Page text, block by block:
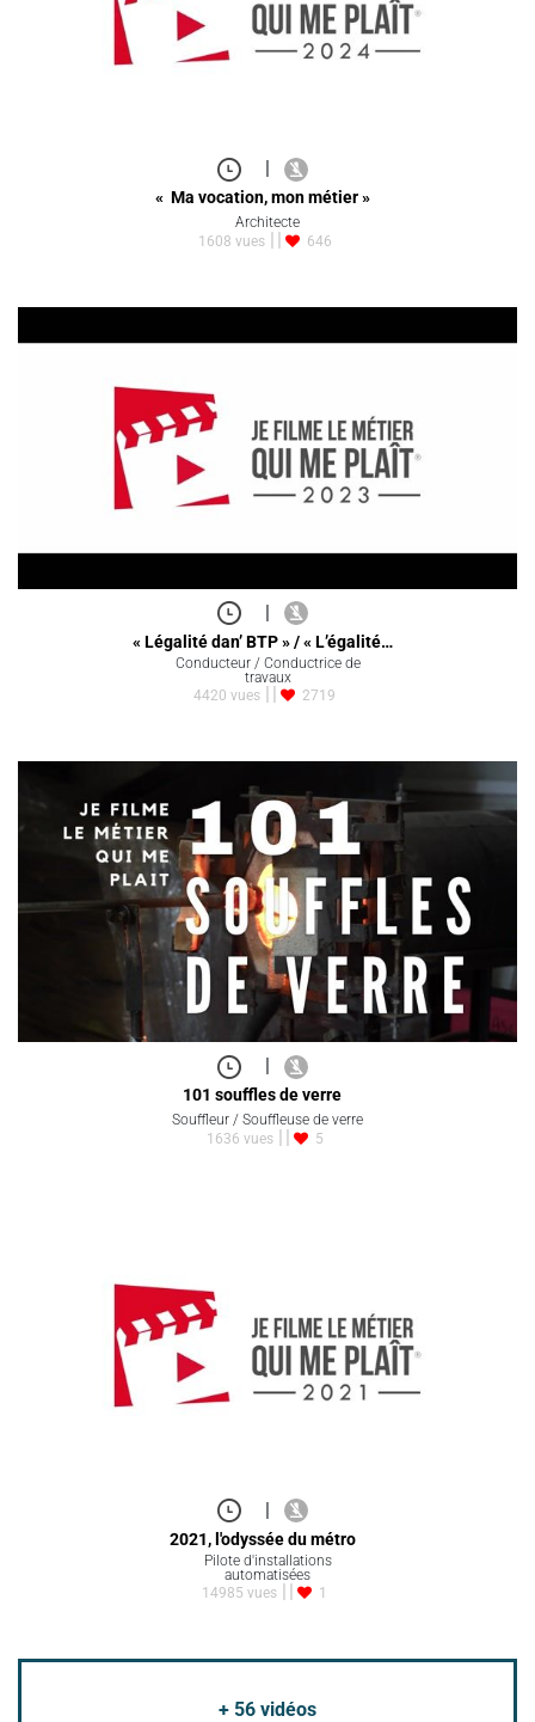
|
« Ma vocation, mon métier »
Architecte
1608 vues
646
|
« Légalité dan’ BTP » / « L’égalité…
Conducteur / Conductrice de
travaux
4420 vues
2719
|
101 souffles de verre
Souffleur / Souffleuse de verre
1636 vues
5
|
2021, l'odyssée du métro
Pilote d'installations
automatisées
14985 vues
1
+ 56 vidéos